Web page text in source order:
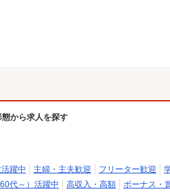
態から求人を探す
躍中 主婦・主夫歓迎 フリーター歓迎
代～）活躍中 高収入・高額
ボーナス・